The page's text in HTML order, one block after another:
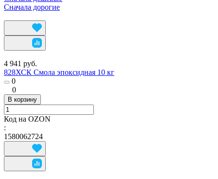
Сначала дорогие
4 941 руб.
828ХСК Смола эпоксидная 10 кг
0
0
В корзину
Код на OZON
:
1580062724